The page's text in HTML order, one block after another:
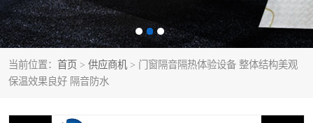
当前位置： 首页 > 供应商机 > 门窗隔音隔热体验设备 整体结构美观
保温效果良好 隔音防水